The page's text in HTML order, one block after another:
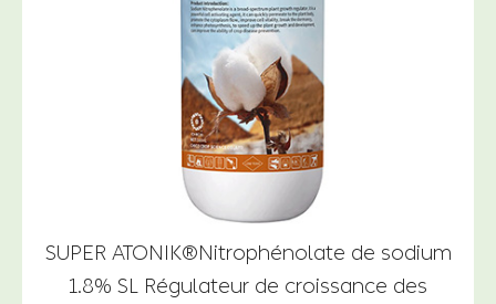
SUPER ATONIK®Nitrophénolate de sodium
1.8% SL Régulateur de croissance des